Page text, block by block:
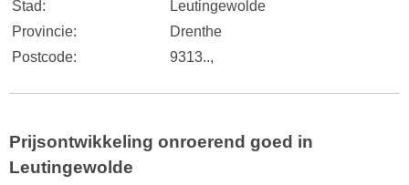
Stad:
Leutingewolde
Provincie:
Drenthe
Postcode:
9313..,
Prijsontwikkeling onroerend goed in
Leutingewolde